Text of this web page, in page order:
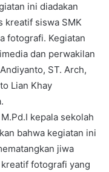
ini diadakan
kreatif siswa SMK
fotografi. Kegiatan
dan perwakilan
ST. Arch,
Lian Khay
kepala sekolah
bahwa kegiatan ini
jiwa
fotografi yang